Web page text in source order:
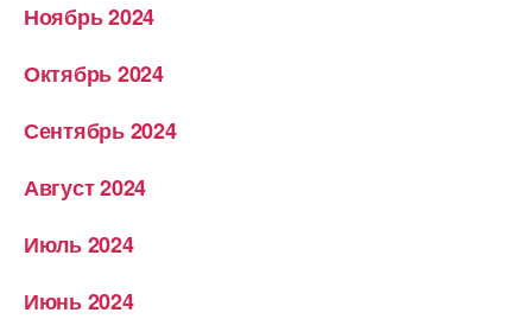
Ноябрь 2024
Октябрь 2024
Сентябрь 2024
Август 2024
Июль 2024
Июнь 2024